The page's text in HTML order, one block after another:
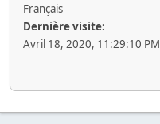
Français
Dernière visite:
Avril 18, 2020, 11:29:10 PM